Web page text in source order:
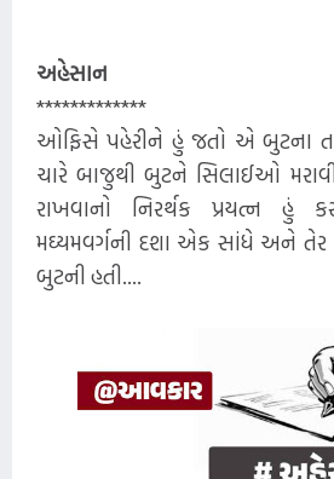
અહેસાન
*************
ઓફિસે પહેરીને હું જતો એ બુટના
ચારે બાજુથી બુટને સિલાઈઓ
રાખવાનો નિરર્થક પ્રયત્ન હું
મઘ્યમવર્ગની દશા એક સાંધે અને તેર
બુટની હતી....